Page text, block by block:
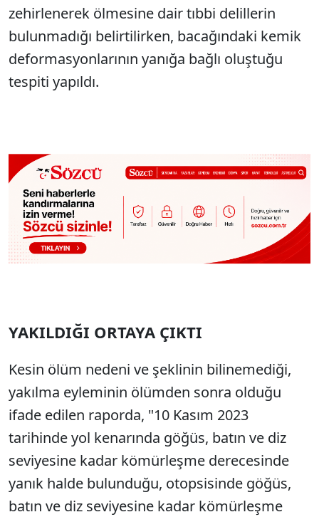
zehirlenerek ölmesine dair tıbbi delillerin
bulunmadığı belirtilirken, bacağındaki kemik
deformasyonlarının yanığa bağlı oluştuğu
tespiti yapıldı.
YAKILDIĞI ORTAYA ÇIKTI
Kesin ölüm nedeni ve şeklinin bilinemediği,
yakılma eyleminin ölümden sonra olduğu
ifade edilen raporda, "10 Kasım 2023
tarihinde yol kenarında göğüs, batın ve diz
seviyesine kadar kömürleşme derecesinde
yanık halde bulunduğu, otopsisinde göğüs,
batın ve diz seviyesine kadar kömürleşme